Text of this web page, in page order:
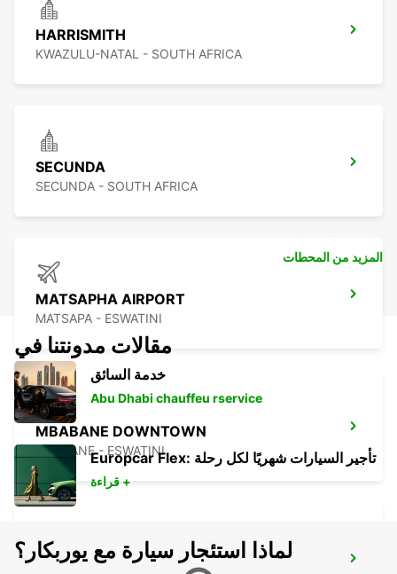
HARRISMITH
KWAZULU-NATAL - SOUTH AFRICA
SECUNDA
SECUNDA - SOUTH AFRICA
MATSAPHA AIRPORT
MATSAPA - ESWATINI
MBABANE DOWNTOWN
MBABANE - ESWATINI
MKUZE
المزيد من المحطات
مقالات مدونتنا في
خدمة السائق
Abu Dhabi chauffeu rservice
Europcar Flex: تأجير السيارات شهريًا لكل رحلة
قراءة +
لماذا استئجار سيارة مع يوربكار؟